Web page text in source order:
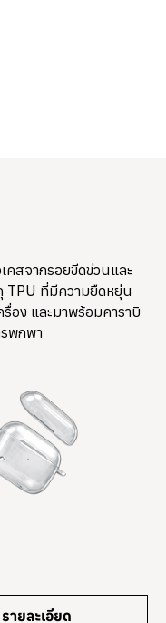
คสจากรอยขีดข่วนและ
TPU ที่มีความยืดหยุ่น
อง และมาพร้อมคาราบิ
พกพา
รายละเอียด